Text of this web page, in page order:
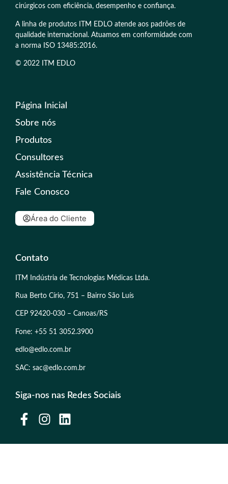
cirúrgicos com eficiência, desempenho e confiança.
A linha de produtos ITM EDLO atende aos padrões de
qualidade internacional. Atuamos em conformidade com
a norma ISO 13485:2016.
© 2022 ITM EDLO
Página Inicial
Sobre nós
Produtos
Consultores
Assistência Técnica
Fale Conosco
Área do Cliente
Contato
ITM Indústria de Tecnologias Médicas Ltda.
Rua Berto Círio, 751 – Bairro São Luís
CEP 92420-030 – Canoas/RS
Fone: +55 51 3052.3900
edlo@edlo.com.br
SAC: sac@edlo.com.br
Siga-nos nas Redes Sociais